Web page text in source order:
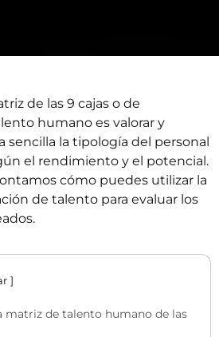
de las 9 cajas o de
humano es valorar y
sencilla la tipología del personal
el rendimiento y el potencial.
cómo puedes utilizar la
de talento para evaluar los
matriz de talento humano de las